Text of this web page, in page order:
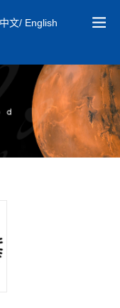
中文/ English